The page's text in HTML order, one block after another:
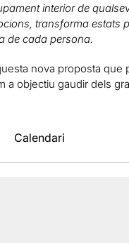
interior de
transforma estats
de cada persona.
nova proposta que
a objectiu gaudir dels
Calendari